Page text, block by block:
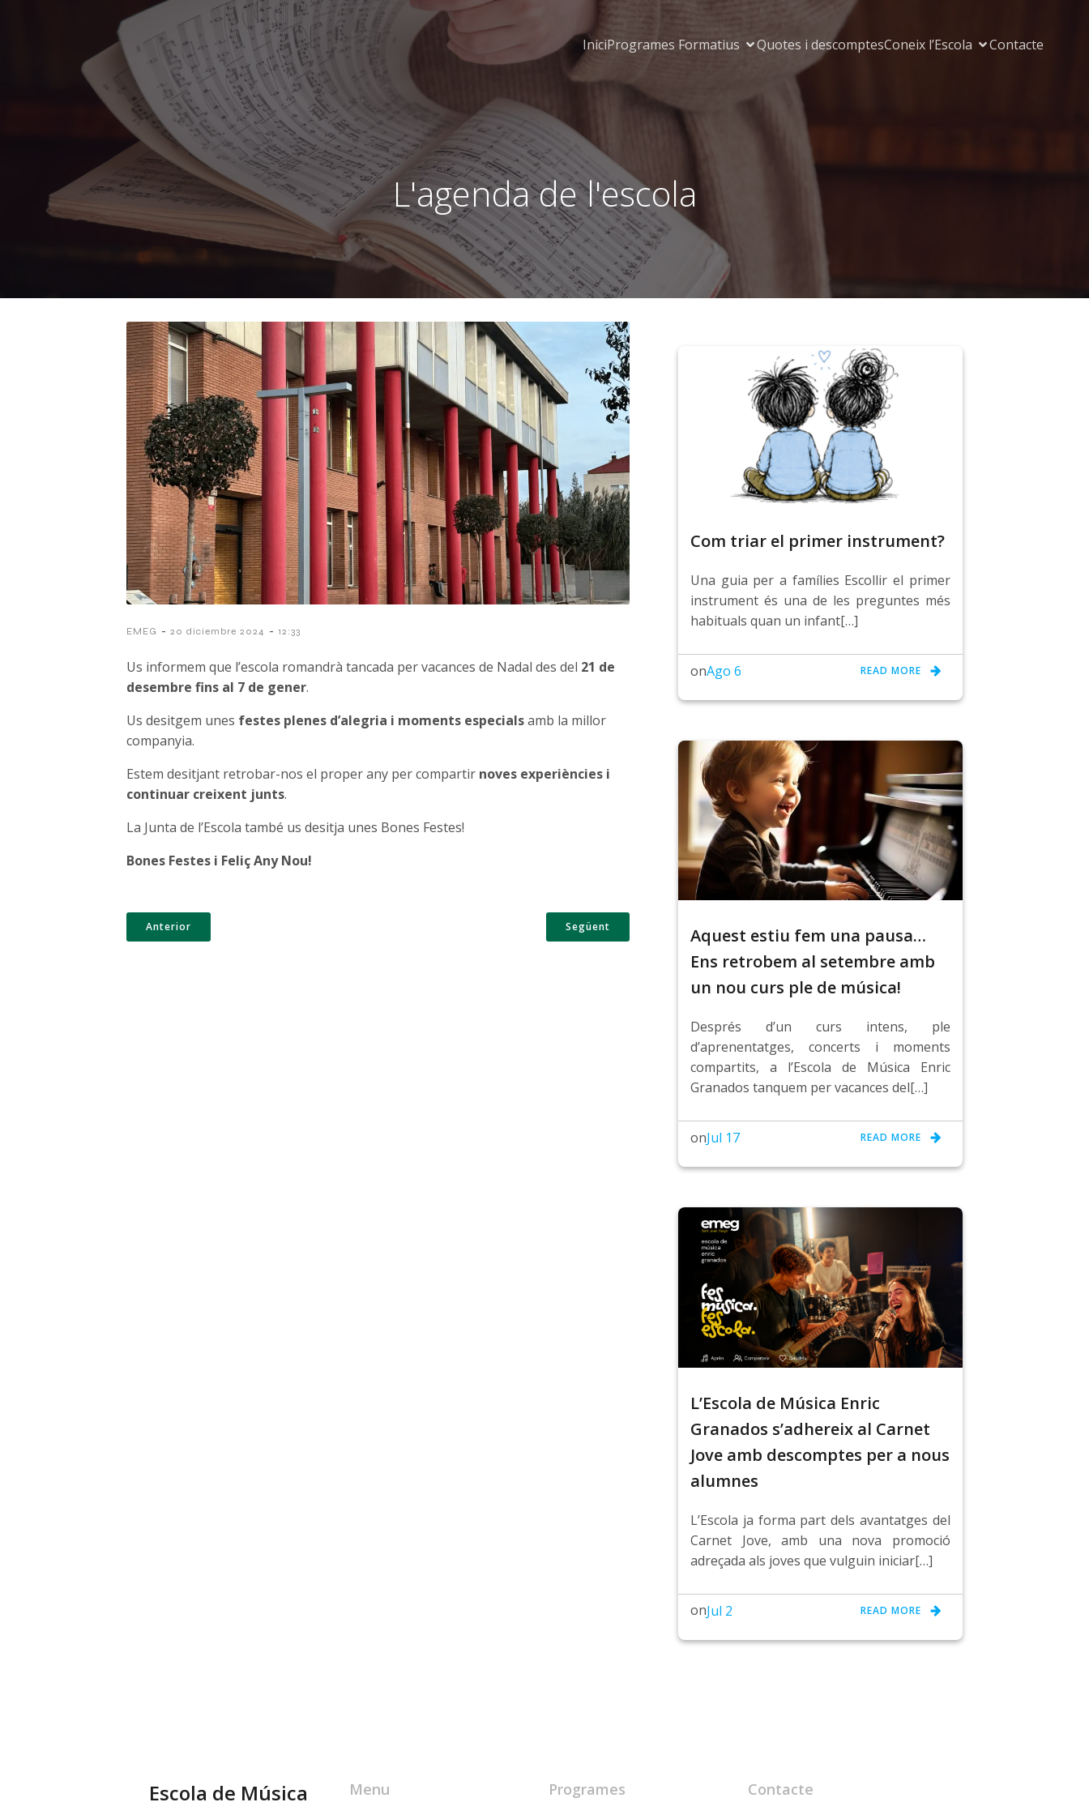
IniciProgrames Formatius Quotes i descomptesConeix l’Escola Contacte
L'agenda de l'escola
EMEG - 20 diciembre 2024 - 12:33
Us informem que l’escola romandrà tancada per vacances de Nadal des del 21 de
desembre fins al 7 de gener.
Us desitgem unes festes plenes d’alegria i moments especialsamb la millor
companyia.
Estem desitjant retrobar-nos el proper any per compartir noves experiències i
continuar creixent junts.
La Junta de l’Escola també us desitja unes Bones Festes!
Bones Festes i Feliç Any Nou!
Anterior Següent
Com triar el primer instrument?
Una guia per a famílies Escollir el primer
instrument és una de les preguntes més
habituals quan un infant[…]
onAgo 6 READ MORE
Aquest estiu fem una pausa…
Ens retrobem al setembre amb
un nou curs ple de música!
Després d’un curs intens, ple
d’aprenentatges, concerts i moments
compartits, a l’Escola de Música Enric
Granados tanquem per vacances del[…]
onJul 17 READ MORE
L’Escola de Música Enric
Granados s’adhereix al Carnet
Jove amb descomptes per a nous
alumnes
L’Escola ja forma part dels avantatges del
Carnet Jove, amb una nova promoció
adreçada als joves que vulguin iniciar[…]
onJul 2 READ MORE
Escola de Música
Menu Programes Contacte